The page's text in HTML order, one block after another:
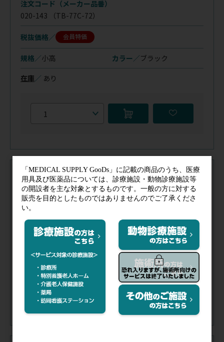
注文コード（メーカー品番）
020-143 （TB-77C-72）
税抜価格 会員特価
規格／小高 カラー／ブラック
在庫／ あり
注文コード（メーカー品番）
011-024（TB-77C-72P）
税抜価格
規格／小高 カラー／ピンク
在庫／あり